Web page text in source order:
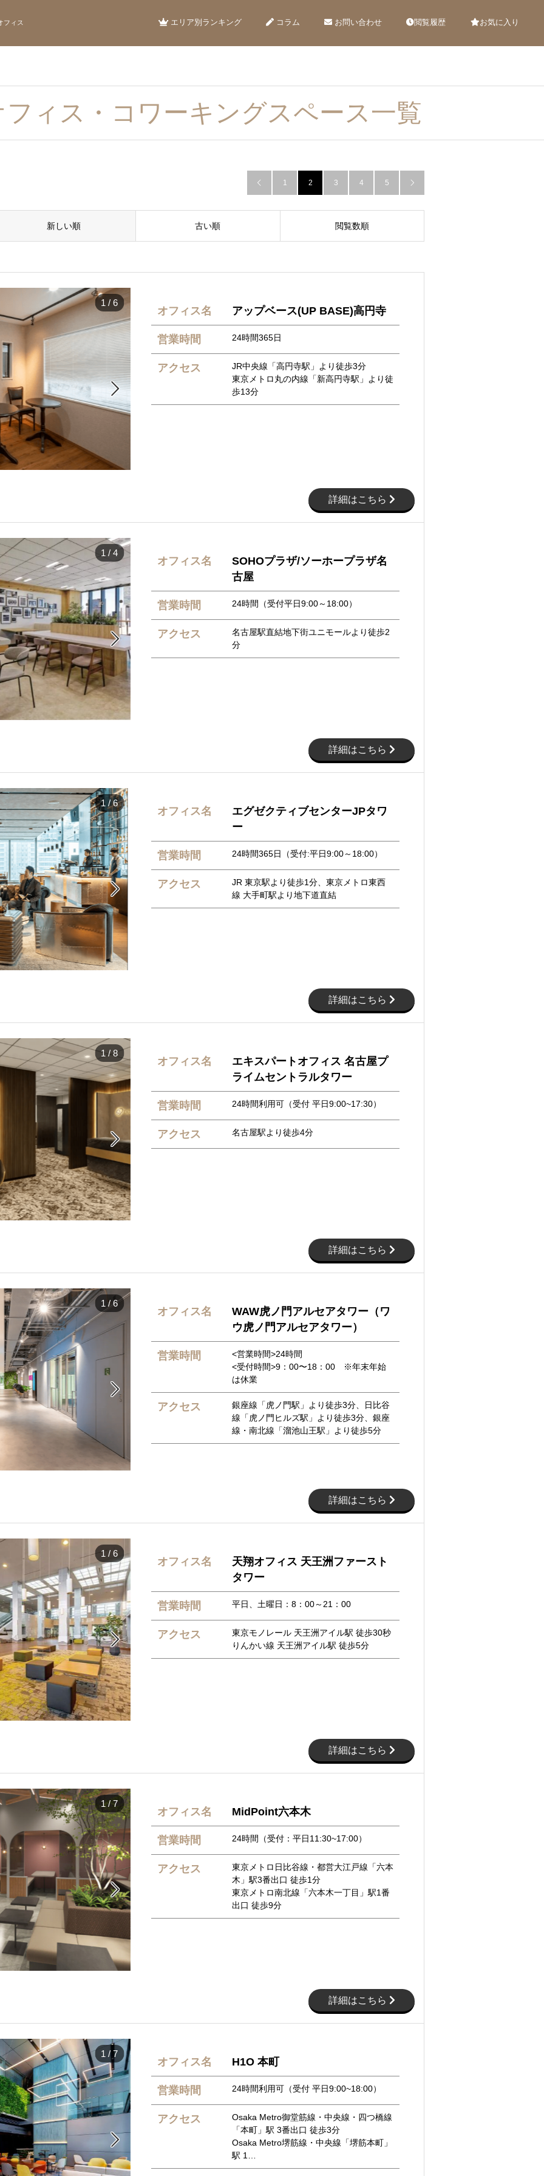
フィス エリア別ランキング コラム お問い合わせ 閲覧履歴 お気に入り
ィス・コワーキングスペース一覧
 1 2 3 4 5 
新しい順 古い順 閲覧数順

1 / 6
オフィス名 アップベース(UP BASE)高円寺
営業時間 24時間365日
アクセス
JR中央線「高円寺駅」より徒歩3分
東京メトロ丸の内線「新高円寺駅」より徒
歩13分
詳細はこちら

1 / 4
オフィス名
SOHOプラザ/ソーホープラザ名
古屋
営業時間 24時間（受付平日9:00～18:00）
アクセス
名古屋駅直結地下街ユニモールより徒歩2
分
詳細はこちら

1 /6
オフィス名
エグゼクティブセンターJPタワ
ー
営業時間 24時間365日（受付:平日9:00～18:00）
アクセス
JR 東京駅より徒歩1分、東京メトロ東西
線 大手町駅より地下道直結
詳細はこちら

1 /8
オフィス名
エキスパートオフィス 名古屋プ
ライムセントラルタワー
営業時間 24時間利用可（受付 平日9:00~17:30）
アクセス 名古屋駅より徒歩4分
詳細はこちら

1 /6
オフィス名
WAW虎ノ門アルセアタワー（ワ
ウ虎ノ門アルセアタワー）
営業時間
<営業時間>24時間
<受付時間>9：00〜18：00 ※年末年始
は休業
アクセス
銀座線「虎ノ門駅」より徒歩3分、日比谷
線「虎ノ門ヒルズ駅」より徒歩3分、銀座
線・南北線「溜池山王駅」より徒歩5分
詳細はこちら

1 / 6
オフィス名
天翔オフィス 天王洲ファースト
タワー
営業時間 平日、土曜日：8：00～21：00
アクセス
東京モノレール 天王洲アイル駅 徒歩30秒
りんかい線 天王洲アイル駅 徒歩5分
詳細はこちら

1/7
オフィス名 MidPoint六本木
営業時間 24時間（受付：平日11:30~17:00）
アクセス
東京メトロ日比谷線・都営大江戸線「六本
木」駅3番出口 徒歩1分
東京メトロ南北線「六本木一丁目」駅1番
出口 徒歩9分
詳細はこちら

1 / 7
オフィス名 H1O 本町
営業時間 24時間利用可（受付 平日9:00~18:00）
アクセス
Osaka Metro御堂筋線・中央線・四つ橋線
「本町」駅 3番出口 徒歩3分
Osaka Metro堺筋線・中央線「堺筋本町」
駅 1…